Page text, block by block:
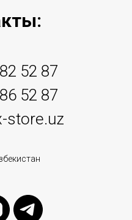
52 87
52 87
store.uz